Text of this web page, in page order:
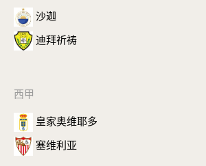
沙迦
迪拜祈祷
西甲
皇家奥维耶多
塞维利亚